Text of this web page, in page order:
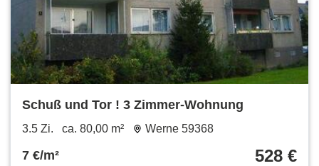
Schuß und Tor ! 3 Zimmer-Wohnung
3.5 Zi. ca. 80,00 m² Werne 59368
7 €/m² 528 €